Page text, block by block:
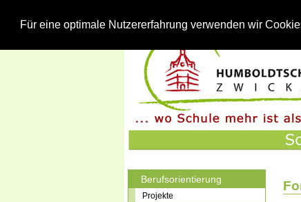
Für eine optimale Nutzererfahrung verwenden wir
Berufsorientierung
Projekte